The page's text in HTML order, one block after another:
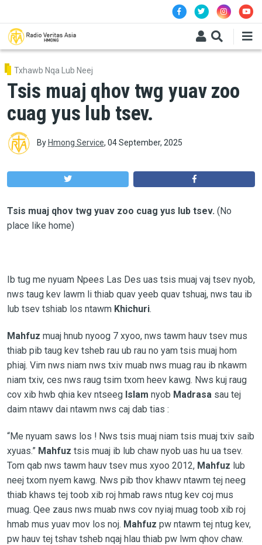
Txhawb Nqa Lub Neej
Tsis muaj qhov twg yuav zoo
cuag yus lub tsev.
By Hmong Service, 04 September, 2025
Tsis muaj qhov twg yuav zoo cuag yus lub tsev. (No
place like home)
Ib tug me nyuam Npees Las Des uas tsis muaj vaj tsev nyob,
nws taug kev lawm li thiab quav yeeb quav tshuaj, nws tau ib
lub tsev tshiab los ntawm Khichuri.
Mahfuz muaj hnub nyoog 7 xyoo, nws tawm hauv tsev mus
thiab pib taug kev tsheb rau ub rau no yam tsis muaj hom
phiaj. Vim nws niam nws txiv muab nws muag rau ib nkawm
niam txiv, ces nws raug tsim txom heev kawg. Nws kuj raug
cov xib hwb qhia kev ntseeg Islam nyob Madrasasau tej
daim ntawv dai ntawm nws caj dab tias :
“Me nyuam saws los ! Nws tsis muaj niam tsis muaj txiv saib
xyuas.” Mahfuz tsis muaj ib lub chaw nyob uas hu ua tsev.
Tom qab nws tawm hauv tsev mus xyoo 2012, Mahfuz lub
neej txom nyem kawg. Nws pib thov khawv ntawm tej neeg
thiab khaws tej toob xib roj hmab raws ntug kev coj mus
muag. Qee zaus nws muab nws cov nyiaj muag toob xib roj
hmab mus yuav mov los noj. Mahfuz pw ntawm tej ntug kev,
pw hauv tej tshav tsheb nqaj hlau thiab pw lwm qhov chaw.